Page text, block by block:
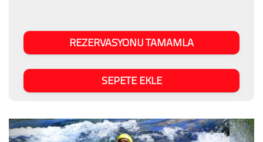
REZERVASYONU TAMAMLA
SEPETE EKLE